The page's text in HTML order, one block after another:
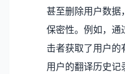
甚至删除用户数据
保密性。例如，通
击者获取了用户的
用户的翻译历史记